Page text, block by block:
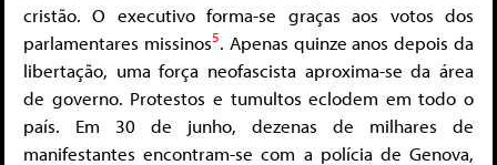
cristão. O executivo forma-se graças aos votos dos
parlamentares missinos5. Apenas quinze anos depois da
libertação, uma força neofascista aproxima-se da área
de governo. Protestos e tumultos eclodem em todo o
país. Em 30 de junho, dezenas de milhares de
manifestantes encontram-se com a polícia de Genova,